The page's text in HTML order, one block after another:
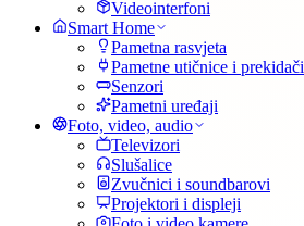
Videointerfoni
Smart Home
Pametna rasvjeta
Pametne utičnice i prekidači
Senzori
Pametni uređaji
Foto, video, audio
Televizori
Slušalice
Zvučnici i soundbarovi
Projektori i displeji